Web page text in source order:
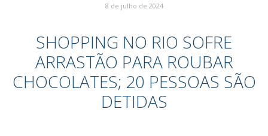
8 de julho de 2024
SHOPPING NO RIO SOFRE
ARRASTÃO PARA ROUBAR
CHOCOLATES; 20 PESSOAS SÃO
DETIDAS